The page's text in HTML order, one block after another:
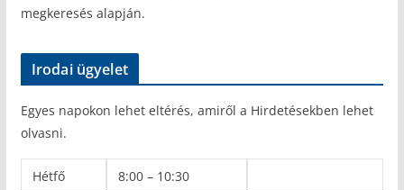
megkeresés alapján.
Irodai ügyelet
Egyes napokon lehet eltérés, amiről a Hirdetésekben lehet
olvasni.
Hétfő 8:00 – 10:30